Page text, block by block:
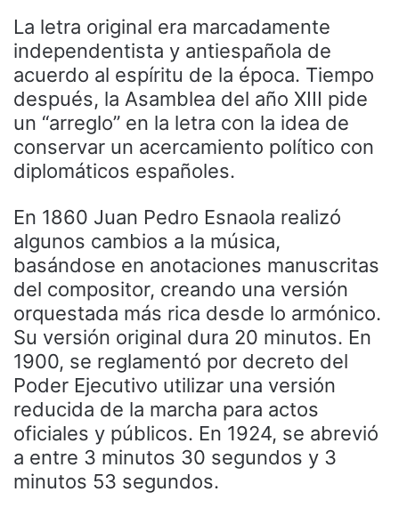
La letra original era marcadamente
independentista y antiespañola de
acuerdo al espíritu de la época. Tiempo
después, la Asamblea del año XIII pide
un “arreglo” en la letra con la idea de
conservar un acercamiento político con
diplomáticos españoles.
En 1860 Juan Pedro Esnaola realizó
algunos cambios a la música,
basándose en anotaciones manuscritas
del compositor, creando una versión
orquestada más rica desde lo armónico.
Su versión original dura 20 minutos. En
1900, se reglamentó por decreto del
Poder Ejecutivo utilizar una versión
reducida de la marcha para actos
oficiales y públicos. En 1924, se abrevió
a entre 3 minutos 30 segundos y 3
minutos 53 segundos.